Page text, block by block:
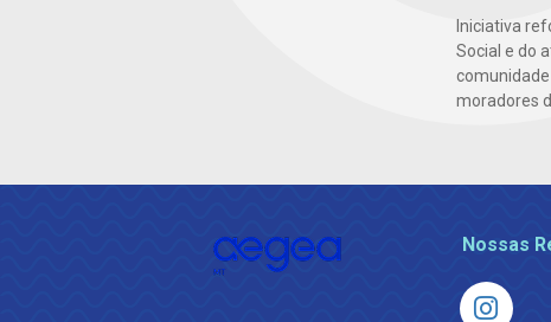
Iniciativa
Social e do
moradores
Nossas